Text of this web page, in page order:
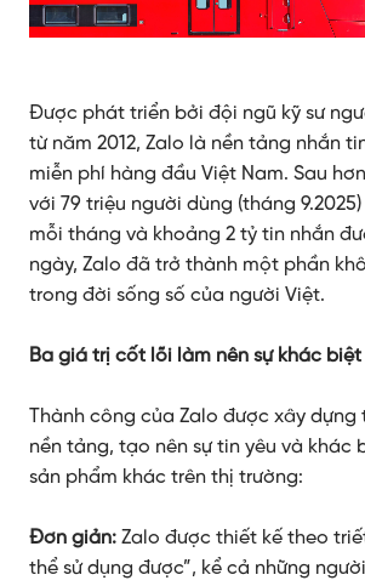
Được phát triển bởi đội ngũ kỹ sư
từ năm 2012, Zalo là nền tảng nhắn
miễn phí hàng đầu Việt Nam. Sau
với 79 triệu người dùng (tháng
mỗi tháng và khoảng 2 tỷ tin nhắn
ngày, Zalo đã trở thành một phần
trong đời sống số của người Việt.
Ba giá trị cốt lõi làm nên sự khác biệt
Thành công của Zalo được xây dựng
nền tảng, tạo nên sự tin yêu và khác
sản phẩm khác trên thị trường:
Đơn giản: Zalo được thiết kế theo
thể sử dụng được”, kể cả những